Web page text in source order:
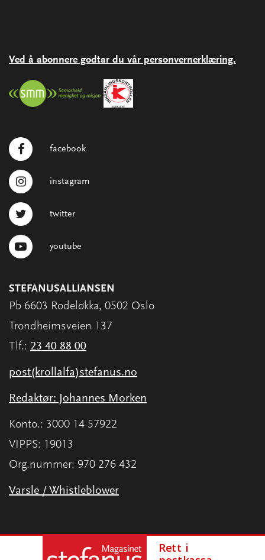
Ved å abonnere godtar du vår personvernerklæring.
facebook
instagram
twitter
youtube
STEFANUSALLIANSEN
Pb 6603 Rodeløkka, 0502 Oslo
Trondheimsveien 137
Tlf.: 23 40 88 00
post(krollalfa)stefanus.no
Redaktør: Johannes Morken
Konto.: 3000 14 57922
VIPPS: 19013
Org.nummer: 970 276 432
Varsle / Whistleblower